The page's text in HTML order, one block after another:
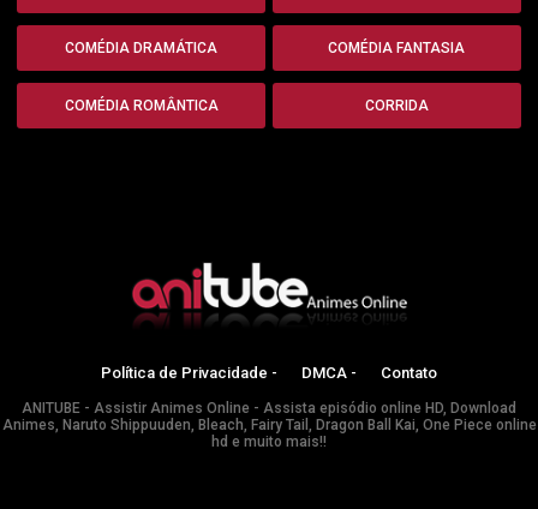
COMÉDIA DRAMÁTICA COMÉDIA FANTASIA
COMÉDIA ROMÂNTICA CORRIDA
Política de Privacidade - DMCA - Contato
ANITUBE - Assistir Animes Online - Assista episódio online HD, Download
Animes, Naruto Shippuuden, Bleach, Fairy Tail, Dragon Ball Kai, One Piece online
hd e muito mais!!